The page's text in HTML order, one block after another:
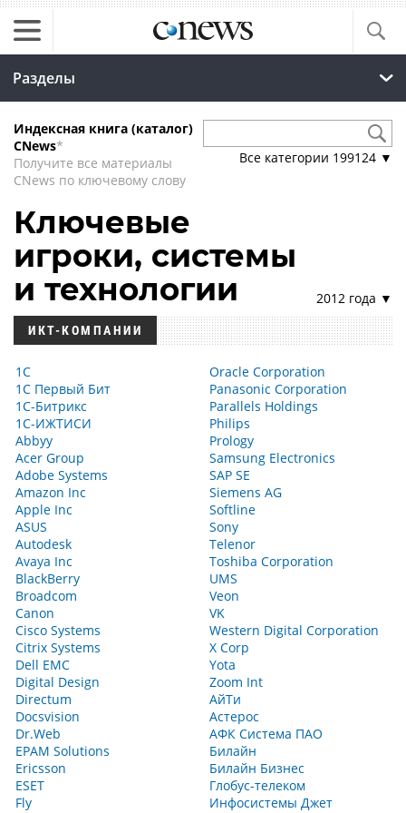
Разделы
Индексная книга (каталог)
CNews*
Получите все материалы
CNews по ключевому слову
Все категории 199124 ▼
Ключевые
игроки, системы
и технологии
2012 года ▼
ИКТ-КОМПАНИИ
1С
1С Первый Бит
1С-Битрикс
1С-ИЖТИСИ
Abbyy
Acer Group
Adobe Systems
Amazon Inc
Apple Inc
ASUS
Autodesk
Avaya Inc
BlackBerry
Broadcom
Canon
Cisco Systems
Citrix Systems
Dell EMC
Digital Design
Directum
Docsvision
Dr.Web
EPAM Solutions
Ericsson
ESET
Fly
Oracle Corporation
Panasonic Corporation
Parallels Holdings
Philips
Prology
Samsung Electronics
SAP SE
Siemens AG
Softline
Sony
Telenor
Toshiba Corporation
UMS
Veon
VK
Western Digital Corporation
X Corp
Yota
Zoom Int
АйТи
Астерос
АФК Система ПАО
Билайн
Билайн Бизнес
Глобус-телеком
Инфосистемы Джет